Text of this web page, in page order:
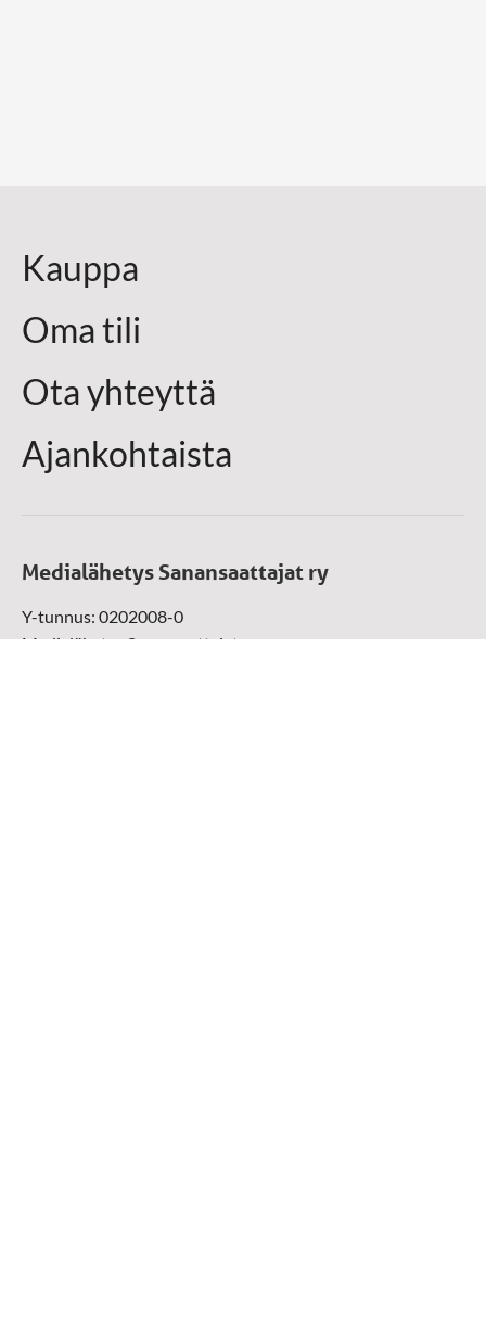
Kauppa
Oma tili
Ota yhteyttä
Ajankohtaista
Medialähetys Sanansaattajat ry
Y-tunnus: 0202008-0
Medialähetys Sanansaattajat ry